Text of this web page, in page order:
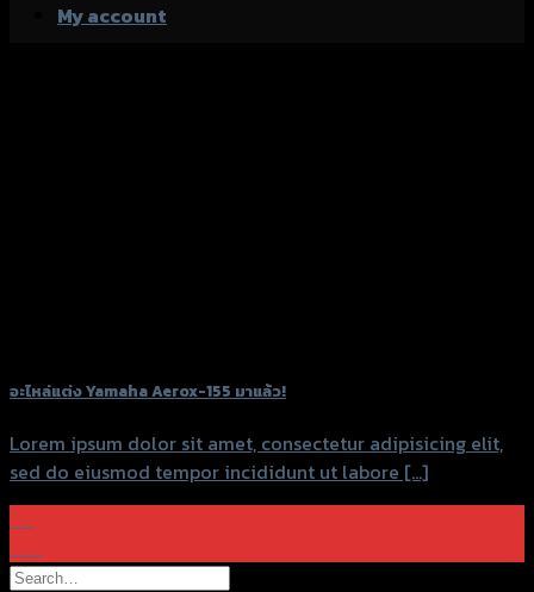
My account
อะไหล่แต่ง Yamaha Aerox-155 มาแล้ว!
Lorem ipsum dolor sit amet, consectetur adipisicing elit,
sed do eiusmod tempor incididunt ut labore [...]